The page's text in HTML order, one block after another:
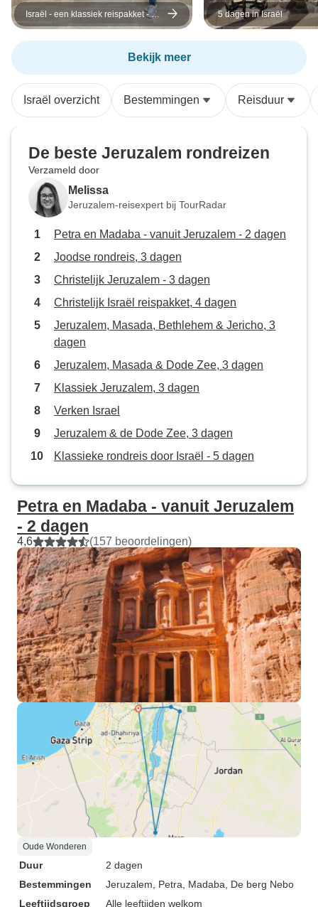
Israël - een klassiek reispakket - 7
dagen
5 dagen in Israël
Bekijk meer
Israël overzicht Bestemmingen Reisduur
De beste Jeruzalem rondreizen
Verzameld door
Melissa
Jeruzalem-reisexpert bij TourRadar
Petra en Madaba - vanuit Jeruzalem - 2 dagen
Joodse rondreis, 3 dagen
Christelijk Jeruzalem - 3 dagen
Christelijk Israël reispakket, 4 dagen
Jeruzalem, Masada, Bethlehem & Jericho, 3
dagen
Jeruzalem, Masada & Dode Zee, 3 dagen
Klassiek Jeruzalem, 3 dagen
Verken Israel
Jeruzalem & de Dode Zee, 3 dagen
Klassieke rondreis door Israël - 5 dagen
Petra en Madaba - vanuit Jeruzalem
- 2 dagen
4,6 (157 beoordelingen)
Oude Wonderen
Duur
2 dagen
Bestemmingen
Jeruzalem , Petra , Madaba , De berg Nebo
Leeftijdsgroep
Alle leeftijden welkom